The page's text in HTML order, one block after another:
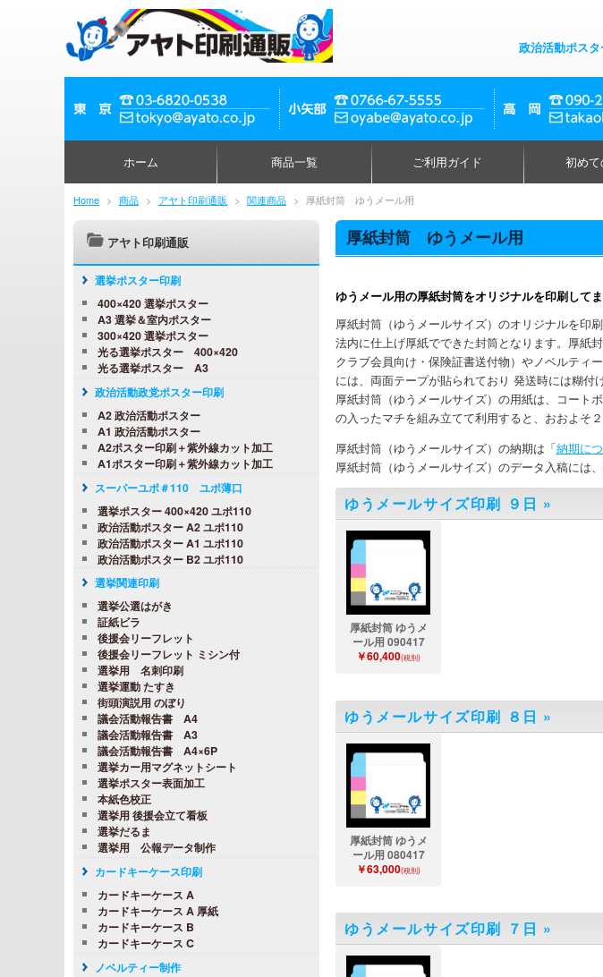
政治活動ポス
ホーム 商品一覧 ご利用ガイド 初め
Home > 商品 > アヤト印刷通販 > 関連商品 > 厚紙封筒 ゆうメール用
厚紙封筒 ゆうメール用
ゆうメール用の厚紙封筒をオリジナルを印刷して
厚紙封筒（ゆうメールサイズ）のオリジナルを印
法内に仕上げ厚紙でできた封筒となります。厚紙
クラブ会員向け・保険証書送付物）やノベルティ
には、両面テープが貼られており 発送時には糊付
厚紙封筒（ゆうメールサイズ）の用紙は、コート
の入ったマチを組み立てて利用すると、おおよそ
厚紙封筒（ゆうメールサイズ）の納期は「納期に
厚紙封筒（ゆうメールサイズ）のデータ入稿には
ゆうメールサイズ印刷 ９日 »
厚紙封筒 ゆうメ
ール用 090417
￥60,400(税別)
ゆうメールサイズ印刷 ８日 »
厚紙封筒 ゆうメ
ール用 080417
￥63,000(税別)
ゆうメールサイズ印刷 ７日 »
アヤト印刷通販
選挙ポスター印刷
400×420 選挙ポスター
A3 選挙＆室内ポスター
300×420 選挙ポスター
光る選挙ポスター 400×420
光る選挙ポスター A3
政治活動政党ポスター印刷
A2 政治活動ポスター
A1 政治活動ポスター
A2ポスター印刷＋紫外線カット加工
A1ポスター印刷＋紫外線カット加工
スーパーユポ＃110 ユポ薄口
選挙ポスター 400×420 ユポ110
政治活動ポスター A2 ユポ110
政治活動ポスター A1 ユポ110
政治活動ポスター B2 ユポ110
選挙関連印刷
選挙公選はがき
証紙ビラ
後援会リーフレット
後援会リーフレット ミシン付
選挙用 名刺印刷
選挙運動 たすき
街頭演説用 のぼり
議会活動報告書 A4
議会活動報告書 A3
議会活動報告書 A4×6P
選挙カー用マグネットシート
選挙ポスター表面加工
本紙色校正
選挙用 後援会立て看板
選挙だるま
選挙用 公報データ制作
カードキーケース印刷
カードキーケース A
カードキーケース A 厚紙
カードキーケース B
カードキーケース C
ノベルティー制作